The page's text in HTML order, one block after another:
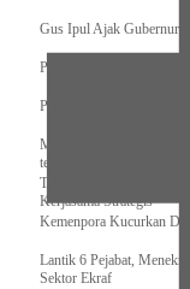
Gus Ipul Ajak Gubernur
Panglima TNI Sambut
Pengurus Pusat Pordasi
Menag RI dan Dua
termasuk Beasiswa
Tiba di Tanah Air,
Kerjasama Strategis
Kemenpora Kucurkan
Lantik 6 Pejabat,
Sektor Ekraf